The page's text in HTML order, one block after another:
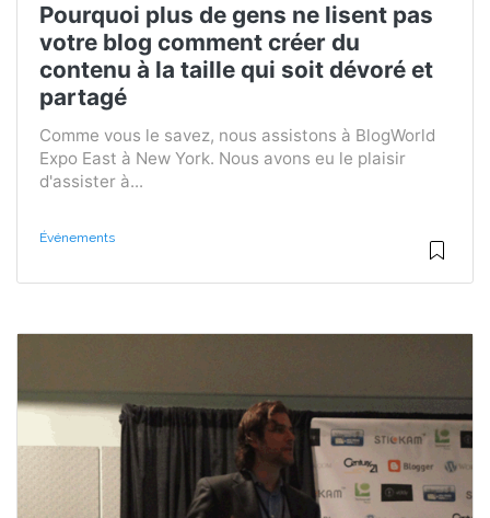
Pourquoi plus de gens ne lisent pas
votre blog comment créer du
contenu à la taille qui soit dévoré et
partagé
Comme vous le savez, nous assistons à BlogWorld
Expo East à New York. Nous avons eu le plaisir
d'assister à...
Événements